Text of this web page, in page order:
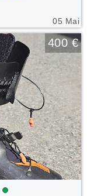
05 Mai
400 €